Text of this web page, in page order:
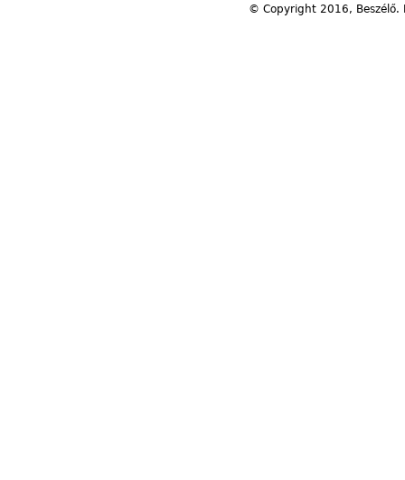
© Copyright 2016,